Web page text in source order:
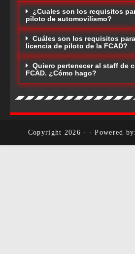
¿Cuales son los requisitos
piloto de automovilismo?
Cuáles son los requisitos
licencia de piloto de la FCAD?
Quiero pertenecer al staff de
FCAD. ¿Cómo hago?
Copyright 2026 - - Powered